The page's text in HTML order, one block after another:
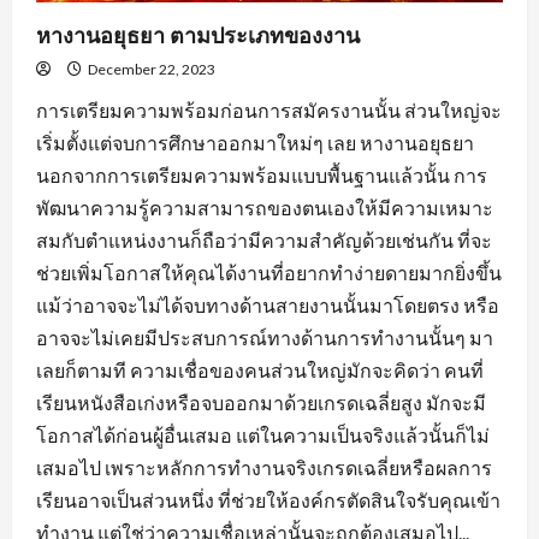
หางานอยุธยา ตามประเภทของงาน
December 22, 2023
การเตรียมความพร้อมก่อนการสมัครงานนั้น ส่วนใหญ่จะ
เริ่มตั้งแต่จบการศึกษาออกมาใหม่ๆ เลย หางานอยุธยา
นอกจากการเตรียมความพร้อมแบบพื้นฐานแล้วนั้น การ
พัฒนาความรู้ความสามารถของตนเองให้มีความเหมาะ
สมกับตำแหน่งงานก็ถือว่ามีความสำคัญด้วยเช่นกัน ที่จะ
ช่วยเพิ่มโอกาสให้คุณได้งานที่อยากทำง่ายดายมากยิ่งขึ้น
แม้ว่าอาจจะไม่ได้จบทางด้านสายงานนั้นมาโดยตรง หรือ
อาจจะไม่เคยมีประสบการณ์ทางด้านการทำงานนั้นๆ มา
เลยก็ตามที ความเชื่อของคนส่วนใหญ่มักจะคิดว่า คนที่
เรียนหนังสือเก่งหรือจบออกมาด้วยเกรดเฉลี่ยสูง มักจะมี
โอกาสได้ก่อนผู้อื่นเสมอ แต่ในความเป็นจริงแล้วนั้นก็ไม่
เสมอไป เพราะหลักการทำงานจริงเกรดเฉลี่ยหรือผลการ
เรียนอาจเป็นส่วนหนึ่ง ที่ช่วยให้องค์กรตัดสินใจรับคุณเข้า
ทำงาน แต่ใช่ว่าความเชื่อเหล่านั้นจะถูกต้องเสมอไป...